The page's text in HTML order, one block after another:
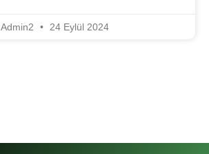
Admin2 24 Eylül 2024